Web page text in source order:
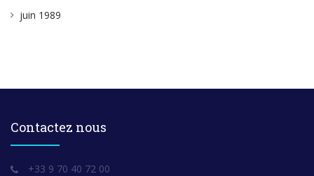
juin 1989
Contactez nous
+33 9 70 40 72 00